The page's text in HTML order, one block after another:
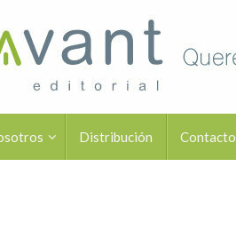
Distribución Contacto